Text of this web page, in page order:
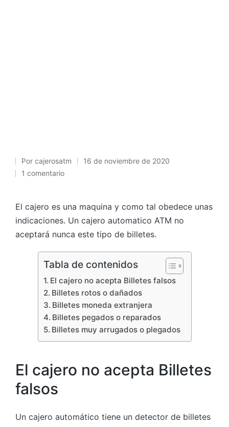
Publicado
por
Por cajerosatm
16 de noviembre de 2020
1 comentario
El cajero es una maquina y como tal obedece unas
indicaciones. Un cajero automatico ATM no
aceptará nunca este tipo de billetes.
Tabla de contenidos
El cajero no acepta Billetes falsos
Billetes rotos o dañados
Billetes moneda extranjera
Billetes pegados o reparados
Billetes muy arrugados o plegados
El cajero no acepta Billetes
falsos
Un cajero automático tiene un detector de billetes